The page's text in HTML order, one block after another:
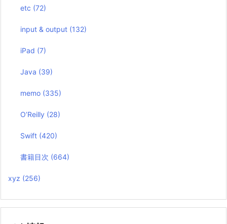
etc (72)
input & output (132)
iPad (7)
Java (39)
memo (335)
O’Reilly (28)
Swift (420)
書籍目次 (664)
xyz (256)